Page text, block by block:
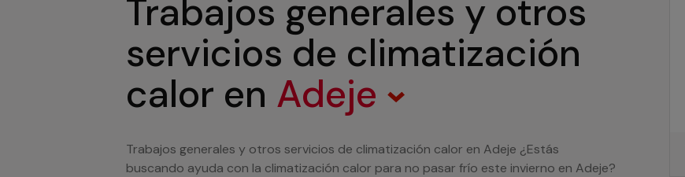
Trabajos generales y otros
servicios de climatización
calor en Adeje
Trabajos generales y otros servicios de climatización calor en Adeje ¿Estás
buscando ayuda con la climatización calor para no pasar frío este invierno en Adeje?